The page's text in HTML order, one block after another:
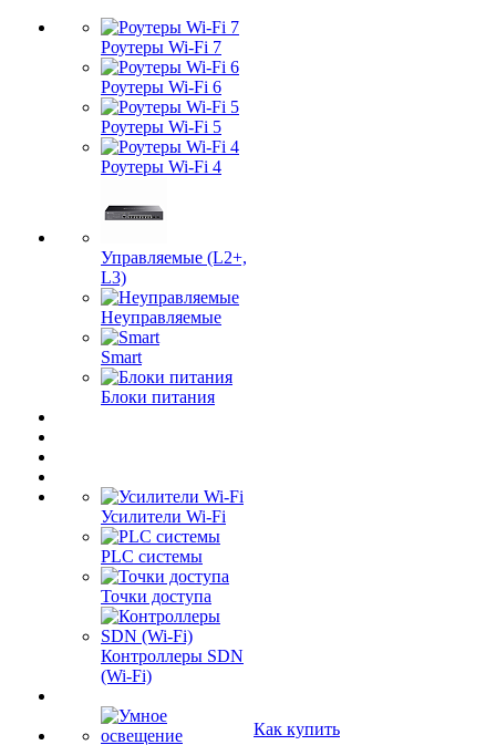
Роутеры Wi-Fi 7
Роутеры Wi-Fi 6
Роутеры Wi-Fi 5
Роутеры Wi-Fi 4
Управляемые (L2+,
L3)
Неуправляемые
Smart
Блоки питания
Усилители Wi-Fi
PLC системы
Точки доступа
Контроллеры SDN
(Wi-Fi)
Как купить